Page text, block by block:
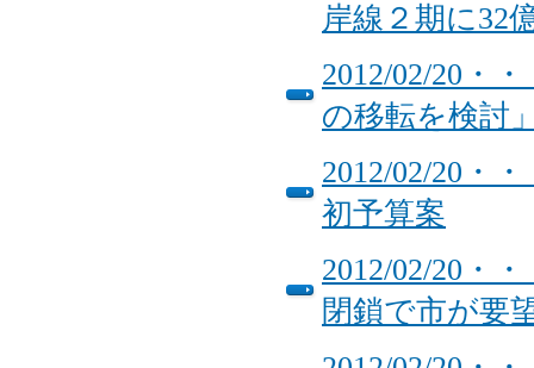
岸線２期に32
2012/02/20・
の移転を検
2012/02/20・
初予算案
2012/02/20・
閉鎖で市が要